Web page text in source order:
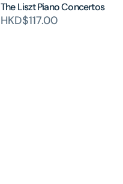
The Liszt Piano Concertos
HKD$117.00